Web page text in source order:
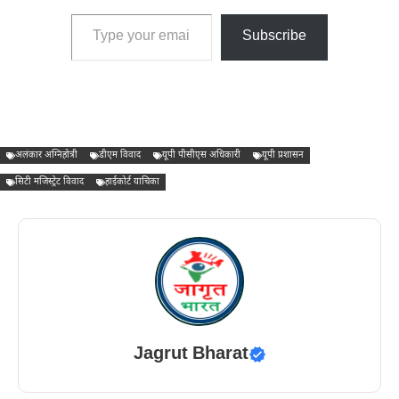
Type your email…
Subscribe
अलंकार अग्निहोत्री डीएम विवाद यूपी पीसीएस अधिकारी यूपी प्रशासन
सिटी मजिस्ट्रेट विवाद हाईकोर्ट याचिका
Jagrut Bharat